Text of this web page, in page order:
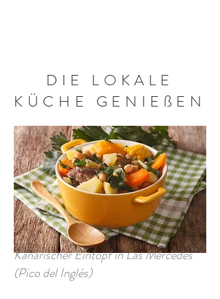
DIE LOKALE
KÜCHE GENIEßEN
Kanarischer Eintopf in Las Mercedes
(Pico del Inglés)